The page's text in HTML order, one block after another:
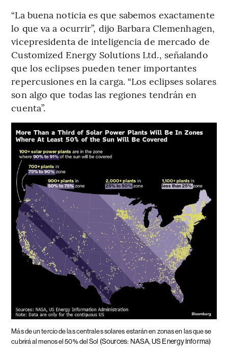
“La buena noticia es que sabemos exactamente
lo que va a ocurrir”, dijo Barbara Clemenhagen,
vicepresidenta de inteligencia de mercado de
Customized Energy Solutions Ltd., señalando
que los eclipses pueden tener importantes
repercusiones en la carga. “Los eclipses solares
son algo que todas las regiones tendrán en
cuenta”.
Más de un tercio de las centrales solares estarán en zonas en las que se
cubrirá al menos el 50% del Sol (Sources: NASA, US Energy Informa)